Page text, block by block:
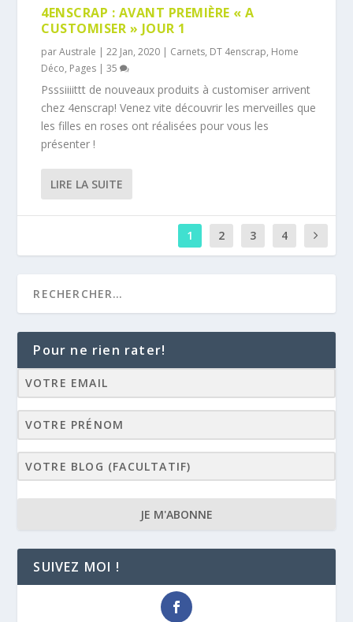
4ENSCRAP : AVANT PREMIÈRE « A
CUSTOMISER » JOUR 1
parAustrale |22 Jan, 2020 | Carnets, DT 4enscrap, Home
Déco, Pages |35
Psssiiiittt de nouveaux produits à customiser arrivent
chez 4enscrap! Venez vite découvrir les merveilles que
les filles en roses ont réalisées pour vous les
présenter !
LIRE LA SUITE
1 2 3 4
Pour ne rien rater!
JE M'ABONNE
SUIVEZ MOI !